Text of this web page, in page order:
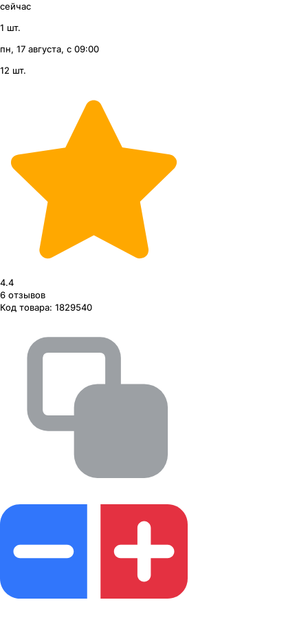
сейчас
1 шт.
пн, 17 августа, с 09:00
12 шт.
4.4
6 отзывов
Код товара: 1829540